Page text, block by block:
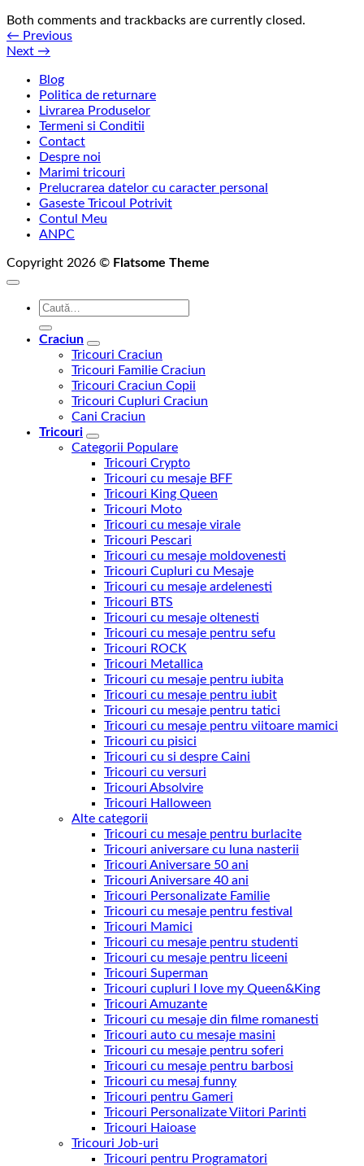
Both comments and trackbacks are currently closed.
← Previous
Next →
Blog
Politica de returnare
Livrarea Produselor
Termeni si Conditii
Contact
Despre noi
Marimi tricouri
Prelucrarea datelor cu caracter personal
Gaseste Tricoul Potrivit
Contul Meu
ANPC
Copyright 2026 © Flatsome Theme
Caută
Craciun
Tricouri Craciun
Tricouri Familie Craciun
Tricouri Craciun Copii
Tricouri Cupluri Craciun
Cani Craciun
Tricouri
Categorii Populare
Tricouri Crypto
Tricouri cu mesaje BFF
Tricouri King Queen
Tricouri Moto
Tricouri cu mesaje virale
Tricouri Pescari
Tricouri cu mesaje moldovenesti
Tricouri Cupluri cu Mesaje
Tricouri cu mesaje ardelenesti
Tricouri BTS
Tricouri cu mesaje oltenesti
Tricouri cu mesaje pentru sefu
Tricouri ROCK
Tricouri Metallica
Tricouri cu mesaje pentru iubita
Tricouri cu mesaje pentru iubit
Tricouri cu mesaje pentru tatici
Tricouri cu mesaje pentru viitoare mamici
Tricouri cu pisici
Tricouri cu si despre Caini
Tricouri cu versuri
Tricouri Absolvire
Tricouri Halloween
Alte categorii
Tricouri cu mesaje pentru burlacite
Tricouri aniversare cu luna nasterii
Tricouri Aniversare 50 ani
Tricouri Aniversare 40 ani
Tricouri Personalizate Familie
Tricouri cu mesaje pentru festival
Tricouri Mamici
Tricouri cu mesaje pentru studenti
Tricouri cu mesaje pentru liceeni
Tricouri Superman
Tricouri cupluri I love my Queen&King
Tricouri Amuzante
Tricouri cu mesaje din filme romanesti
Tricouri auto cu mesaje masini
Tricouri cu mesaje pentru soferi
Tricouri cu mesaje pentru barbosi
Tricouri cu mesaj funny
Tricouri pentru Gameri
Tricouri Personalizate Viitori Parinti
Tricouri Haioase
Tricouri Job-uri
Tricouri pentru Programatori